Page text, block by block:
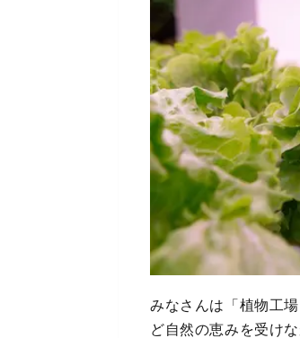
みなさんは「植物工
ど自然の恵みを受け